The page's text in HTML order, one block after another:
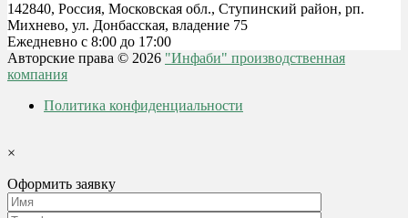
142840, Россия, Московская обл., Ступинский район, рп.
Михнево, ул. Донбасская, владение 75
Ежедневно с 8:00 до 17:00
Авторские права © 2026 "Инфаби" производственная
компания
Политика конфиденциальности
×
Оформить заявку